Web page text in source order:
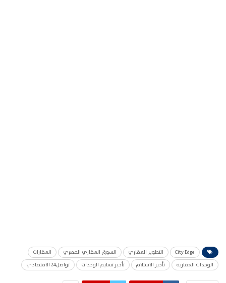
City Edge التطوير العقاري السوق العقاري المصري
العقارات
الوحدات العقارية
تأخير الاستلام تأخير تسليم الوحدات تواصل24 الاقتصادي